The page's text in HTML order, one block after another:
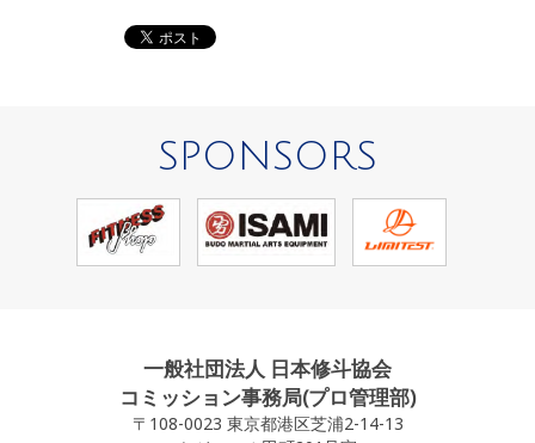
SPONSORS
一般社団法人 日本修斗協会
コミッション事務局(プロ管理部)
〒108-0023 東京都港区芝浦2-14-13